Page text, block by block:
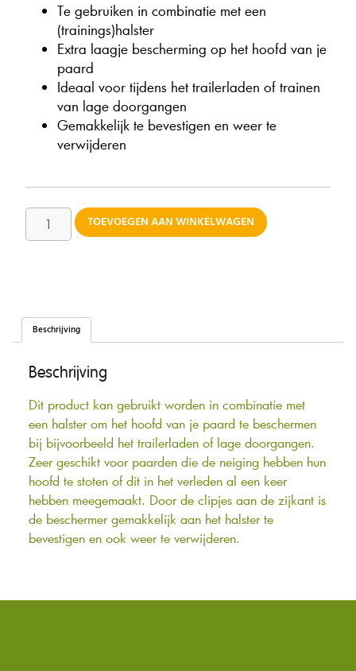
Te gebruiken in combinatie met een
(trainings)halster
Extra laagje bescherming op het hoofd van je
paard
Ideaal voor tijdens het trailerladen of trainen
van lage doorgangen
Gemakkelijk te bevestigen en weer te
verwijderen
TOEVOEGEN AAN WINKELWAGEN
Beschrijving
Beschrijving
Dit product kan gebruikt worden in combinatie met
een halster om het hoofd van je paard te beschermen
bij bijvoorbeeld het trailerladen of lage doorgangen.
Zeer geschikt voor paarden die de neiging hebben hun
hoofd te stoten of dit in het verleden al een keer
hebben meegemaakt. Door de clipjes aan de zijkant is
de beschermer gemakkelijk aan het halster te
bevestigen en ook weer te verwijderen.